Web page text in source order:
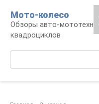
контенту
Мото-колесо
Обзоры авто-
квадроциклов